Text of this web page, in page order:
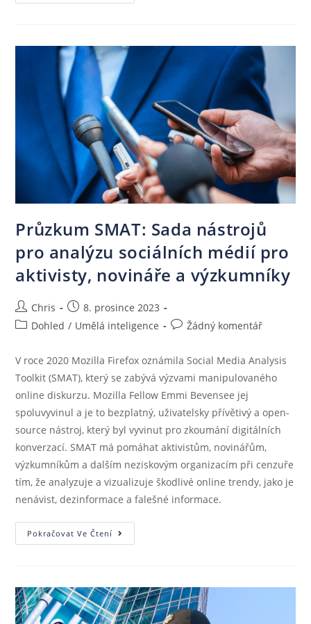
Průzkum SMAT: Sada nástrojů
pro analýzu sociálních médií pro
aktivisty, novináře a výzkumníky
Chris
8. prosince 2023
Dohled / Umělá inteligence Žádný komentář
V roce 2020 Mozilla Firefox oznámila Social Media Analysis
Toolkit (SMAT), který se zabývá výzvami manipulovaného
online diskurzu. Mozilla Fellow Emmi Bevensee jej
spoluvyvinul a je to bezplatný, uživatelsky přívětivý a open-
source nástroj, který byl vyvinut pro zkoumání digitálních
konverzací. SMAT má pomáhat aktivistům, novinářům,
výzkumníkům a dalším neziskovým organizacím při cenzuře
tím, že analyzuje a vizualizuje škodlivé online trendy, jako je
nenávist, dezinformace a falešné informace.
Pokračovat Ve Čtení